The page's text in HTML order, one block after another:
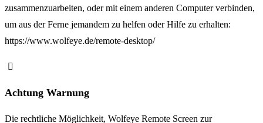
zusammenzuarbeiten, oder mit einem anderen Computer verbinden,
um aus der Ferne jemandem zu helfen oder Hilfe zu erhalten:
https://www.wolfeye.de/remote-desktop/
Achtung Warnung
Die rechtliche Möglichkeit, Wolfeye Remote Screen zur